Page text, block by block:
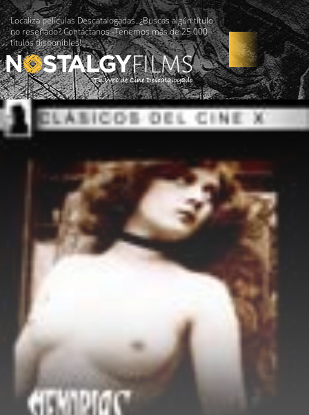
Localiza películas Descatalogadas. ¿Buscas algún título
no reseñado? Contáctanos -Tenemos más de 25.000
títulos disponibles!